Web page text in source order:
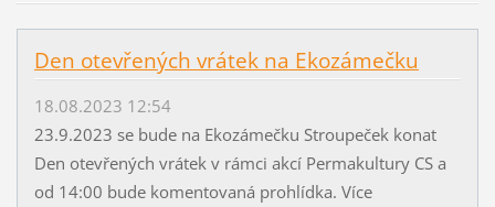
Den otevřených vrátek na Ekozámečku
18.08.2023 12:54
23.9.2023 se bude na Ekozámečku Stroupeček konat
Den otevřených vrátek v rámci akcí Permakultury CS a
od 14:00 bude komentovaná prohlídka. Více